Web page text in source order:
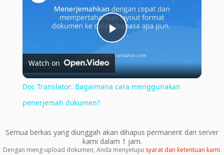
Play
Video
Watch on
Doc Translator: Bagaimana cara menggunakan
penerjemah dokumen?
Semua berkas yang diunggah akan dihapus permanent dari server
kami dalam 1 jam.
Dengan meng-upload dokumen, Anda menyetujui syarat dan ketentuan kami.